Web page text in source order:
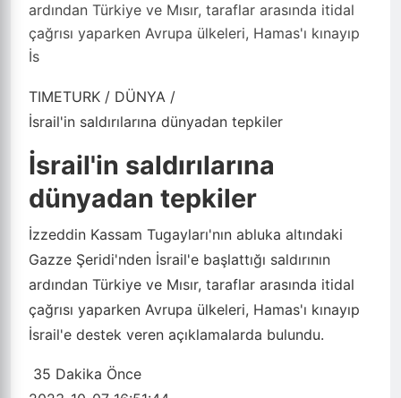
ardından Türkiye ve Mısır, taraflar arasında itidal
çağrısı yaparken Avrupa ülkeleri, Hamas'ı kınayıp
İs
TIMETURK / DÜNYA /
İsrail'in saldırılarına dünyadan tepkiler
İsrail'in saldırılarına
dünyadan tepkiler
İzzeddin Kassam Tugayları'nın abluka altındaki
Gazze Şeridi'nden İsrail'e başlattığı saldırının
ardından Türkiye ve Mısır, taraflar arasında itidal
çağrısı yaparken Avrupa ülkeleri, Hamas'ı kınayıp
İsrail'e destek veren açıklamalarda bulundu.
35 Dakika Önce